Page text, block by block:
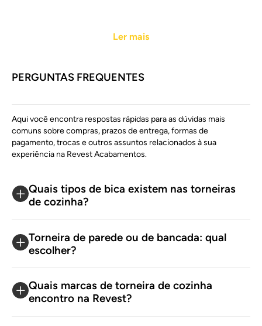
Ler mais
PERGUNTAS FREQUENTES
Aqui você encontra respostas rápidas para as dúvidas mais
comuns sobre compras, prazos de entrega, formas de
pagamento, trocas e outros assuntos relacionados à sua
experiência na Revest Acabamentos.
Quais tipos de bica existem nas torneiras
de cozinha?
Torneira de parede ou de bancada: qual
escolher?
Quais marcas de torneira de cozinha
encontro na Revest?